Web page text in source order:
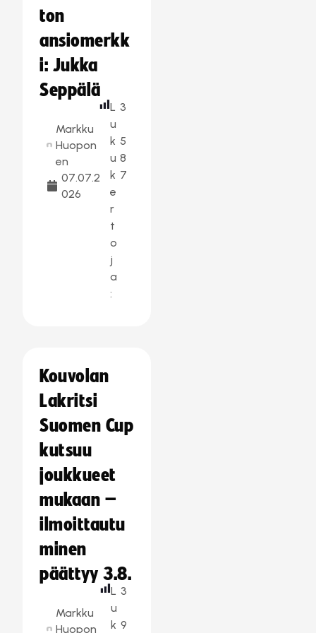
ton
ansiomerkk
i: Jukka
Seppälä
Markku
Huopon
en
07.07.2
026
L
u
k
u
k
e
r
t
o
j
a
:
3
5
8
7
Kouvolan
Lakritsi
Suomen Cup
kutsuu
joukkueet
mukaan –
ilmoittautu
minen
päättyy 3.8.
Markku
Huopon
L
u
k
3
9